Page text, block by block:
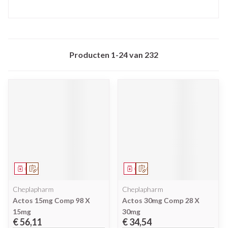
Producten 1-24van 232
Op voorschrift
Geneesmiddel
Cheplapharm
Actos 15mg Comp 98 X
15mg
€ 56,11
Op voorschrift
Geneesmiddel
Cheplapharm
Actos 30mg Comp 28 X
30mg
€ 34,54